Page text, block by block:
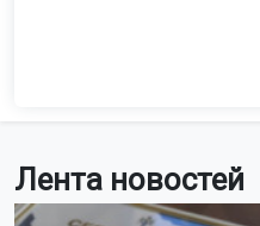
Автор: Алиса Новохатская
публикации автора